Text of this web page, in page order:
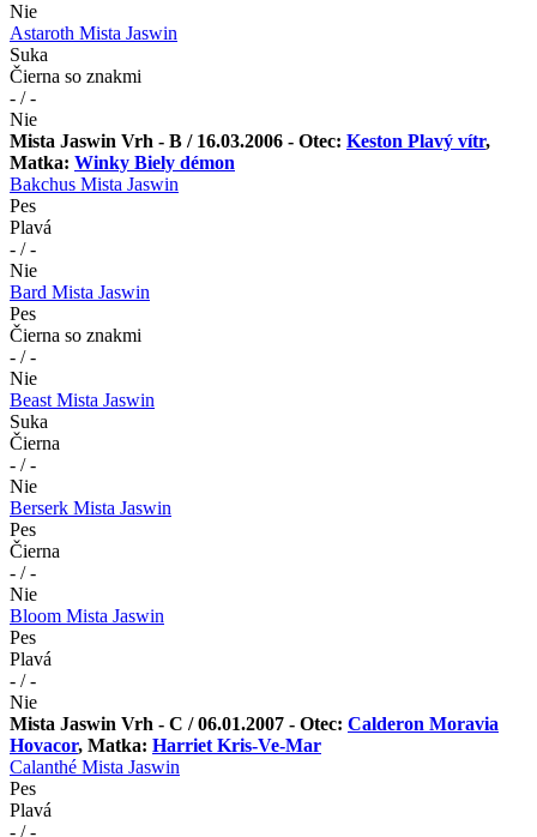
Nie
Astaroth Mista Jaswin
Suka
Čierna so znakmi
- / -
Nie
Mista Jaswin Vrh - B / 16.03.2006 - Otec: Keston Plavý vítr,
Matka: Winky Biely démon
Bakchus Mista Jaswin
Pes
Plavá
- / -
Nie
Bard Mista Jaswin
Pes
Čierna so znakmi
- / -
Nie
Beast Mista Jaswin
Suka
Čierna
- / -
Nie
Berserk Mista Jaswin
Pes
Čierna
- / -
Nie
Bloom Mista Jaswin
Pes
Plavá
- / -
Nie
Mista Jaswin Vrh - C / 06.01.2007 - Otec: Calderon Moravia
Hovacor, Matka: Harriet Kris-Ve-Mar
Calanthé Mista Jaswin
Pes
Plavá
- / -